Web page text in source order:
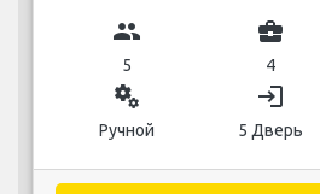
group
5
business_center
4
miscellaneous_services
Ручной
login
5 Дверь